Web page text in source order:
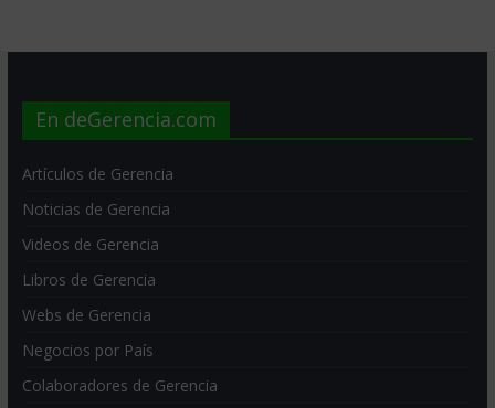
En deGerencia.com
Artículos de Gerencia
Noticias de Gerencia
Videos de Gerencia
Libros de Gerencia
Webs de Gerencia
Negocios por País
Colaboradores de Gerencia